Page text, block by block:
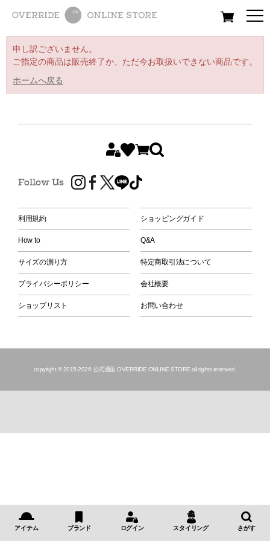
All Women Men
申し訳ございません。
ご指定の商品は販売終了か、ただ今お取扱いできない商品です。
ホームへ戻る
Follow Us
利用規約 ショッピングガイド
How to Q&A
サイズの測り方 特定商取引法について
プライバシーポリシー 会社概要
ショップリスト お問い合わせ
copyright © 2015-2026 公式通販 OVERRIDE ONLINE STORE all rights reserved.
アイテム ブランド ログイン スタイリング さがす